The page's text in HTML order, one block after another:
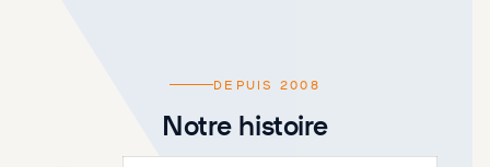
DEPUIS 2008
Notre histoire